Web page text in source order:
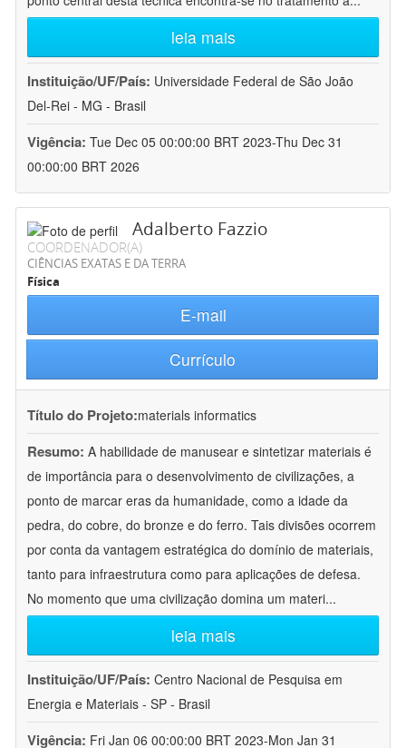
leia mais
Instituição/UF/País: Universidade Federal de São João
Del-Rei - MG - Brasil
Vigência: Tue Dec 05 00:00:00 BRT 2023-Thu Dec 31
00:00:00 BRT 2026
Adalberto Fazzio
COORDENADOR(A)
CIÊNCIAS EXATAS E DA TERRA
Física
E-mail
Currículo
Título do Projeto:materials informatics
Resumo: A habilidade de manusear e sintetizar materiais é
de importância para o desenvolvimento de civilizações, a
ponto de marcar eras da humanidade, como a idade da
pedra, do cobre, do bronze e do ferro. Tais divisões ocorrem
por conta da vantagem estratégica do domínio de materiais,
tanto para infraestrutura como para aplicações de defesa.
No momento que uma civilização domina um materi...
leia mais
Instituição/UF/País: Centro Nacional de Pesquisa em
Energia e Materiais - SP - Brasil
Vigência: Fri Jan 06 00:00:00 BRT 2023-Mon Jan 31